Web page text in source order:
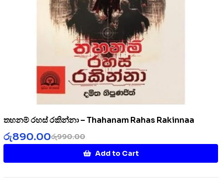
තහනම් රහස් රකින්නා – Thahanam Rahas Rakinnaa
රු990.00
රු890.00
Add to Cart